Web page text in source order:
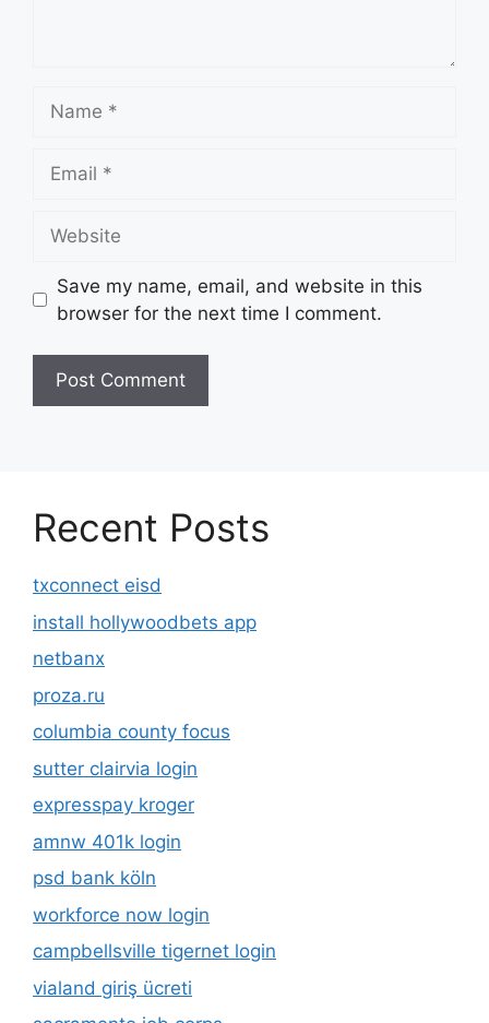
Save my name, email, and website in this
browser for the next time I comment.
Recent Posts
txconnect eisd
install hollywoodbets app
netbanx
proza.ru
columbia county focus
sutter clairvia login
expresspay kroger
amnw 401k login
psd bank köln
workforce now login
campbellsville tigernet login
vialand giriş ücreti